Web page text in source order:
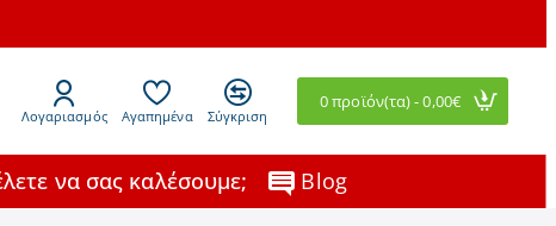
Λογαριασμός Αγαπημένα Σύγκριση
0 προϊόν(τα) - 0,00€
να σας καλέσουμε; Blog